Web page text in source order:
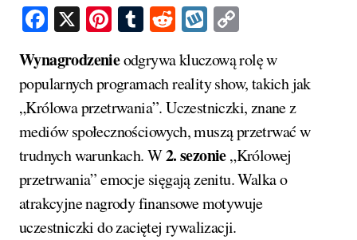
Facebook
X Pinterest
Tumblr
RedditWykop
Wynagrodzenieodgrywa kluczową rolę w
popularnych programach reality show, takich jak
„Królowa przetrwania”. Uczestniczki, znane z
mediów społecznościowych, muszą przetrwać w
trudnych warunkach. W2. sezonie„Królowej
przetrwania” emocje sięgają zenitu. Walka o
atrakcyjne nagrody finansowe motywuje
uczestniczki do zaciętej rywalizacji.